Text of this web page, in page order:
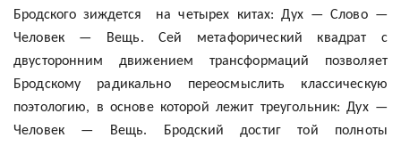
Бродского зиждется на четырех китах: Дух — Слово —
Человек — Вещь. Сей метафорический квадрат с
двусторонним движением трансформаций позволяет
Бродскому радикально переосмыслить классическую
поэтологию, в основе которой лежит треугольник: Дух —
Человек — Вещь. Бродский достиг той полноты